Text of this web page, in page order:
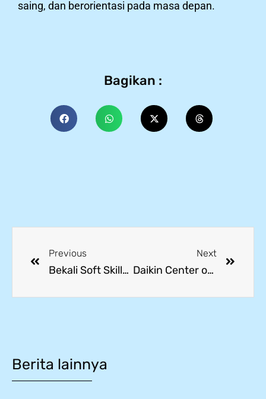
saing, dan berorientasi pada masa depan.
Bagikan :
Previous
Bekali Soft Skills ala Jepang, SMK Mitra Industri Gelar Seminar HoRenSo untuk Ratusan Siswa
Next
Daikin Center of Excellence Hadir di Bekasi, Buka Jalan Kerja Sama Industri untuk Siswa SMK
Berita lainnya